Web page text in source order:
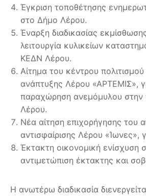
Έγκριση τοποθέτησης
στο Δήμο Λέρου.
Έναρξη διαδικασίας
λειτουργία κυλικείων
ΚΕΔΝ Λέρου.
Αίτημα του κέντρου
ανάπτυξης Λέρου «ΑΡΤΕΜΙΣ»,
παραχώρηση ανεμόμυλου στην
Λέρου.
Νέα αίτηση επιχορήγησης του
αντισφαίρισης Λέρου «Ίωνες»,
Έκτακτη οικονομική ενίσχυση
αντιμετώπιση έκτακτης και
Η ανωτέρω διαδικασία